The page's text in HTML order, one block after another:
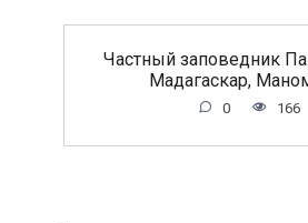
Частный заповедник
Мадагаскар,
0 166